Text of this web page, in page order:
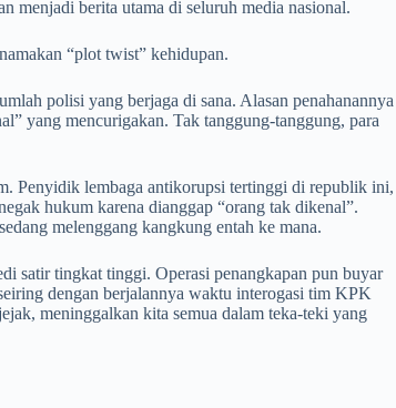
menjadi berita utama di seluruh media nasional.
“plot twist” kehidupan.
polisi yang berjaga di sana. Alasan penahanannya
yang mencurigakan. Tak tanggung-tanggung, para
Penyidik lembaga antikorupsi tertinggi di republik ini,
hukum karena dianggap “orang tak dikenal”.
melenggang kangkung entah ke mana.
satir tingkat tinggi. Operasi penangkapan pun buyar
dengan berjalannya waktu interogasi tim KPK
meninggalkan kita semua dalam teka-teki yang